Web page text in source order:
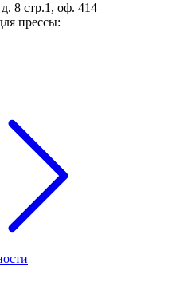
8 стр.1, оф. 414
прессы: